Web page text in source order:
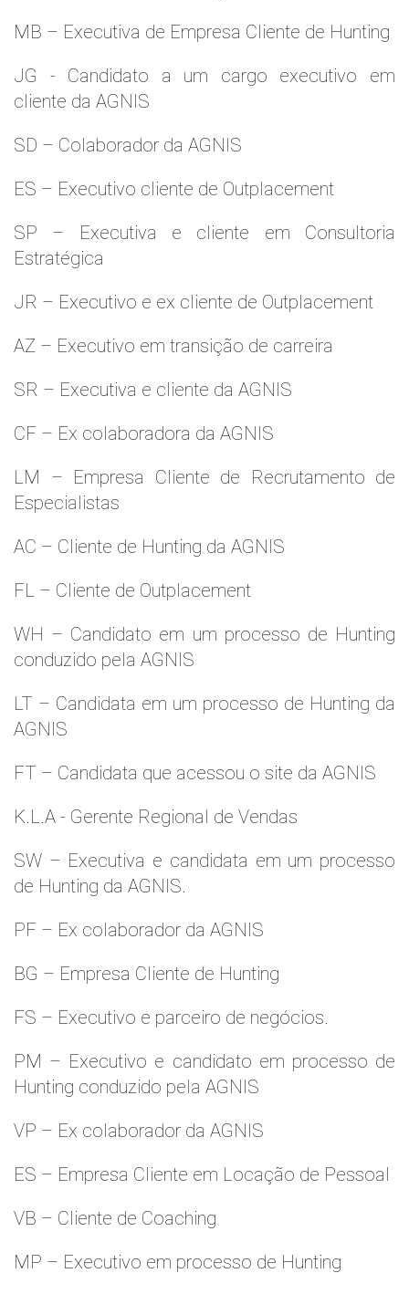
MB – Executiva de Empresa Cliente de Hunting
JG - Candidato a um cargo executivo em
cliente da AGNIS
SD – Colaborador da AGNIS
ES – Executivo cliente de Outplacement
SP – Executiva e cliente em Consultoria
Estratégica
JR – Executivo e ex cliente de Outplacement
AZ – Executivo em transição de carreira
SR – Executiva e cliente da AGNIS
CF – Ex colaboradora da AGNIS
LM – Empresa Cliente de Recrutamento de
Especialistas
AC – Cliente de Hunting da AGNIS
FL – Cliente de Outplacement
WH – Candidato em um processo de Hunting
conduzido pela AGNIS
LT – Candidata em um processo de Hunting da
AGNIS
FT – Candidata que acessou o site da AGNIS
K.L.A - Gerente Regional de Vendas
SW – Executiva e candidata em um processo
de Hunting da AGNIS.
PF – Ex colaborador da AGNIS
BG – Empresa Cliente de Hunting
FS – Executivo e parceiro de negócios.
PM – Executivo e candidato em processo de
Hunting conduzido pela AGNIS
VP – Ex colaborador da AGNIS
ES – Empresa Cliente em Locação de Pessoal
VB – Cliente de Coaching
MP – Executivo em processo de Hunting